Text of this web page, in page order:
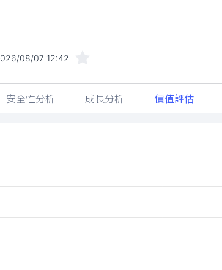
08/07 12:42
安全性分析 成長分析 價值評估